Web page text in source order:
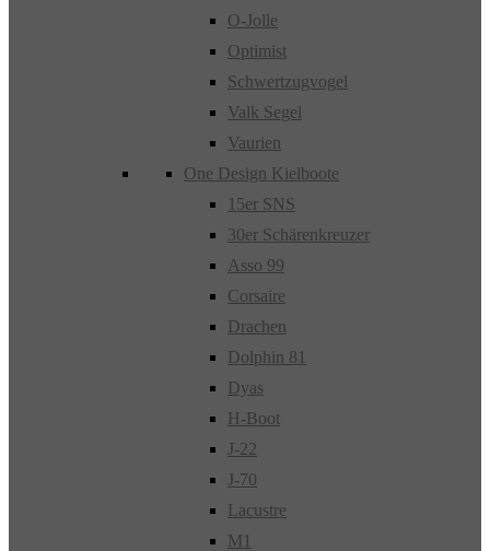
O-Jolle
Optimist
Schwertzugvogel
Valk Segel
Vaurien
One Design Kielboote
15er SNS
30er Schärenkreuzer
Asso 99
Corsaire
Drachen
Dolphin 81
Dyas
H-Boot
J-22
J-70
Lacustre
M1